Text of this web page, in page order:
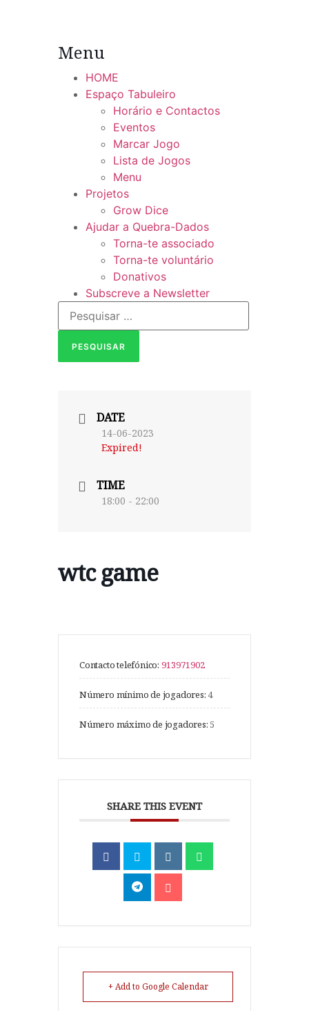
Menu
HOME
Espaço Tabuleiro
Horário e Contactos
Eventos
Marcar Jogo
Lista de Jogos
Menu
Projetos
Grow Dice
Ajudar a Quebra-Dados
Torna-te associado
Torna-te voluntário
Donativos
Subscreve a Newsletter
DATE
14-06-2023
Expired!
TIME
18:00 - 22:00
wtc game
Contacto telefónico: 913971902
Número mínimo de jogadores:4
Número máximo de jogadores: 5
SHARE THIS EVENT
+ Add to Google Calendar